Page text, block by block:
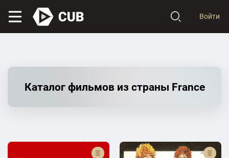
Войти
Каталог фильмов из страны France